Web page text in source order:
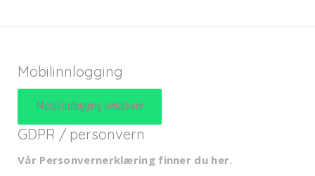
Mobilinnlogging
Mobilinnlogging veisøkere
GDPR / personvern
Vår Personvernerklæring finner du her.